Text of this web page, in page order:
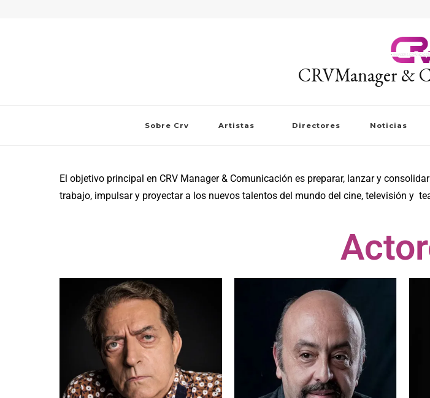
CRVManager &
Sobre Crv Artistas Directores Noticias
El objetivo principal en CRV Manager & Comunicación es preparar, lanzar y
trabajo, impulsar y proyectar a los nuevos talentos del mundo del cine, televisión y